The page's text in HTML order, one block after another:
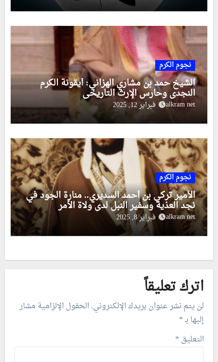
نجوم الكرم
الشيخ حمد بن مشاري الهزاني: أيقونة الكرم
النجدي وحارس الإرث التاريخي
alkram net فبراير 12, 2025
نجوم الكرم
الأمير تركي بن أحمد السديري.. منارة الجود في
نجد العذية وسفير النبل لدى ولاة الأمر
alkram net فبراير 8, 2025
اترك تعليقاً
لن يتم نشر عنوان بريدك الإلكتروني. الحقول الإلزامية مشار
إليها بـ*
التعليق *